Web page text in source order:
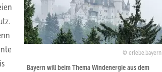
erlebe.bayern
Bayern will beim Thema Windenergie aus dem